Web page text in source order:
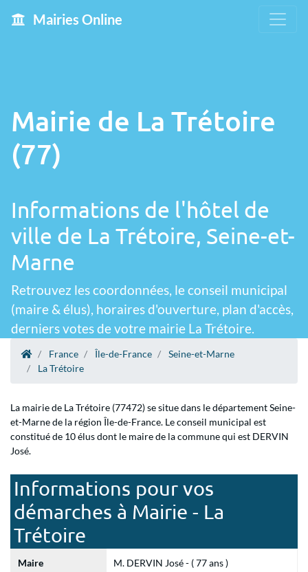
Mairies Online
Mairie de La Trétoire
(77)
Informations de l'hôtel de
ville de La Trétoire, Seine-et-
Marne
Retrouvez les coordonnées, le conseil municipal
(maire & élus), horaires d'ouverture, plan d'accès,
derniers votes de votre mairie La Trétoire.
France Île-de-France
Seine-et-Marne
La Trétoire
La mairie de La Trétoire (77472) se situe dans le département Seine-
et-Marne de la région Île-de-France. Le conseil municipal est
constitué de 10 élus dont le maire de la commune qui est DERVIN
José.
Informations pour vos
démarches à Mairie - La
Trétoire
Maire M. DERVIN José - ( 77 ans )